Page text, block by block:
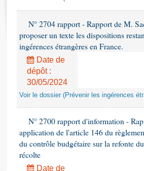
Rapports d'enquête
Rapports sur l'application des lois
Baromètre de l’application des lois
Dossiers législatifs
Budget et sécurité sociale
Questions écrites et orales
Comptes rendus des débats
N° 2704 rapport - Rapport de M.
proposer un texte les dispositions
ingérences étrangères en France.
Date de
dépôt :
30/05/2024
Voir le dossier (Prévenir les ingérences
N° 2700 rapport d'information -
application de l'article 146 du
du contrôle budgétaire sur la refonte
récolte
Date de